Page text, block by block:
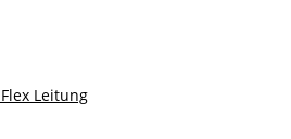
Leitung